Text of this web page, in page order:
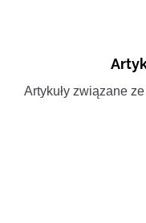
Artykuły związane